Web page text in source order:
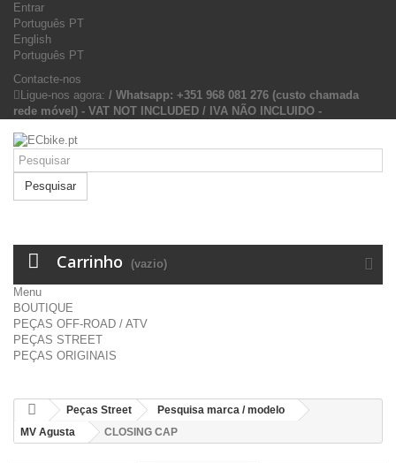
Entrar
Português PT
English
Português PT
Contacte-nos
Ligue-nos agora: / Whatsapp: +351 968 081 276 (custo chamada
rede móvel) - VAT NOT INCLUDED / IVA NÃO INCLUIDO -
Pesquisar
Carrinho (vazio)
Menu
BOUTIQUE
PEÇAS OFF-ROAD / ATV
PEÇAS STREET
PEÇAS ORIGINAIS
Peças Street
Pesquisa marca / modelo
MV Agusta
CLOSING CAP